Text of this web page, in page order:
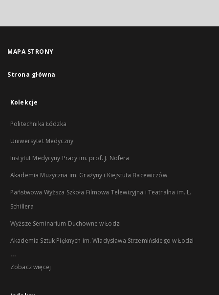
MAPA STRONY
Strona główna
Kolekcje
Politechnika Łódzka
Uniwersytet Medyczny
Instytut Medycyny Pracy im. prof. J. Nofera
Akademia Muzyczna im. Grażyny i Kiejstuta Bacewiczów
Państwowa Wyższa Szkoła Filmowa Telewizyjna i Teatralna im. L.
Schillera
Wyższe Seminarium Duchowne w Łodzi
Akademia Sztuk Pięknych im. Władysława Strzemińskiego w Łodzi
...
Zobacz więcej